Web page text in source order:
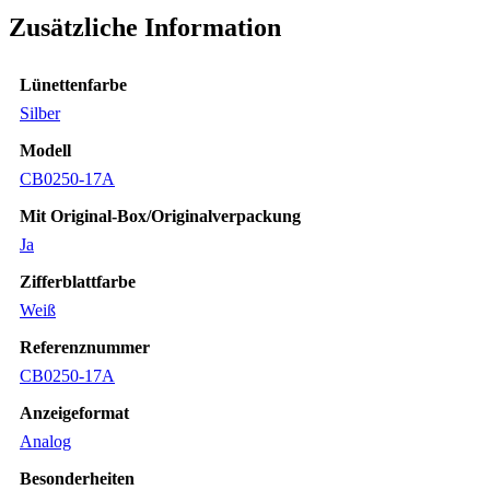
Zusätzliche Information
Lünettenfarbe
Silber
Modell
CB0250-17A
Mit Original-Box/Originalverpackung
Ja
Zifferblattfarbe
Weiß
Referenznummer
CB0250-17A
Anzeigeformat
Analog
Besonderheiten